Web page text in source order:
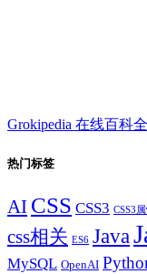
Grokipedia 在线百科
热门标签
AI CSS CSS3 CSS3
css相关 ES6 Java
MySQL OpenAI